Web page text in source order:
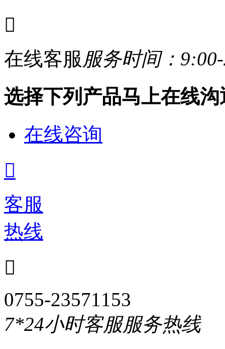

在线客服服务时间：
选择下列产品马上在线沟
在线咨询

客服
热线

0755-23571153
7*24小时客服服务热线